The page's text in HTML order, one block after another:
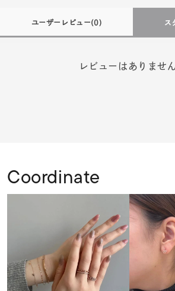
ユーザーレビュー(0) ス
レビューはありません
Coordinate